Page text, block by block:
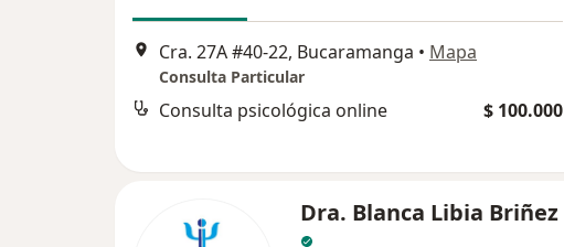
Cra. 27A #40-22, Bucaramanga • Mapa
Consulta Particular
Consulta psicológica online $ 100.000
Dra. Blanca Libia Briñez